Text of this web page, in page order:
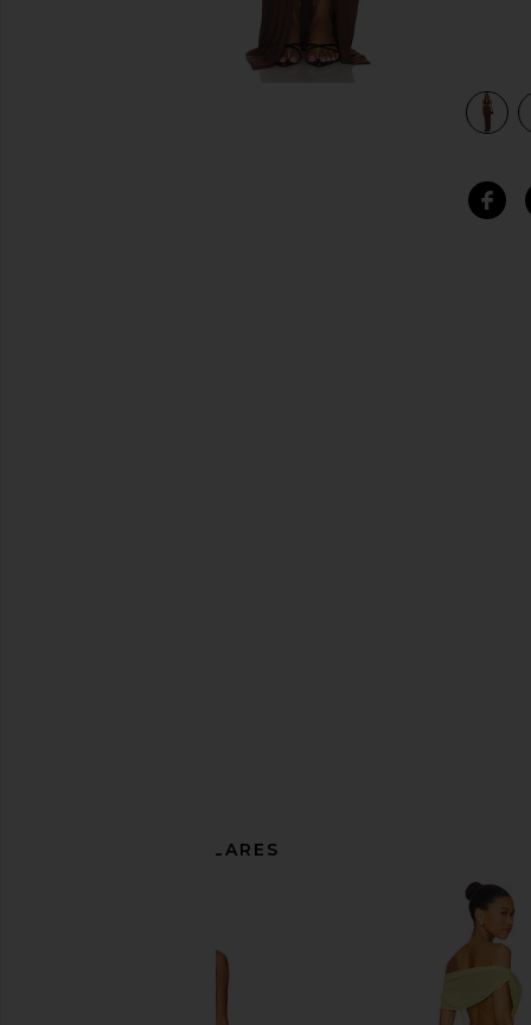
view 4 of 3 VESTIDO LARGO THE DONYALE in Brown
ARTÍCULOS SIMILARES